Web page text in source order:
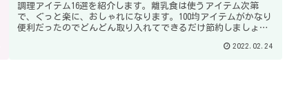
調理アイテム16選を紹介します。離乳食は使うアイテム次第
で、ぐっと楽に、おしゃれになります。100均アイテムがかなり
便利だったのでどんどん取り入れてできるだけ節約しましょ
2022.02.24